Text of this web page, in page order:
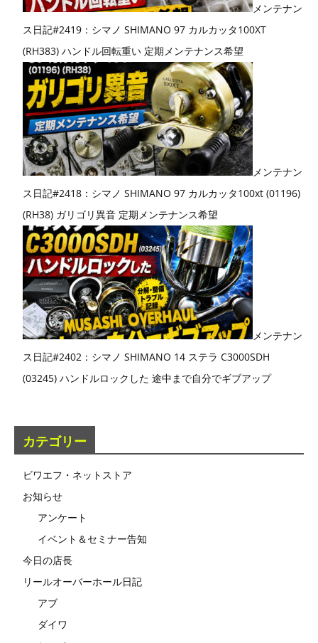
メンテナン
ス日記#2419：シマノ SHIMANO 97 カルカッタ100XT
(RH383) ハンドル回転重い 定期メンテナンス希望
メンテナン
ス日記#2418：シマノ SHIMANO 97 カルカッタ100xt (01196)
(RH38) ガリゴリ異音 定期メンテナンス希望
メンテナン
ス日記#2402：シマノ SHIMANO 14 ステラ C3000SDH
(03245) ハンドルロックした 途中まで自分でギブアップ
カテゴリー
ビワエフ・ネットストア
お知らせ
アンケート
イベント＆セミナー告知
今日の店長
リールオーバーホール日記
アブ
ダイワ